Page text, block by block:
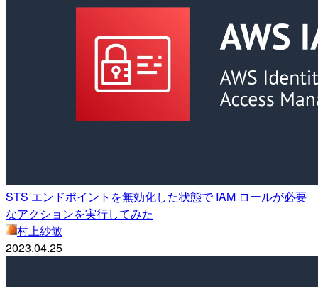
STS エンドポイントを無効化した状態で IAM ロールが必要
なアクションを実行してみた
村上紗敏
2023.04.25